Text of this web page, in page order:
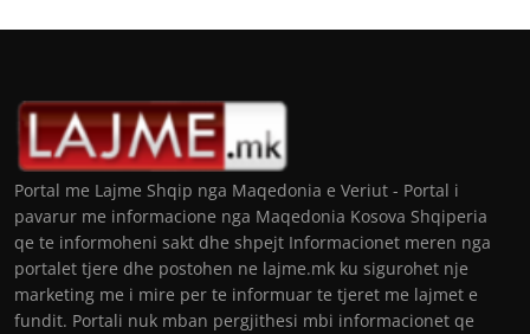
Portal me Lajme Shqip nga Maqedonia e Veriut - Portal i
pavarur me informacione nga Maqedonia Kosova Shqiperia
qe te informoheni sakt dhe shpejt Informacionet meren nga
portalet tjere dhe postohen ne lajme.mk ku sigurohet nje
marketing me i mire per te informuar te tjeret me lajmet e
fundit. Portali nuk mban pergjithesi mbi informacionet qe